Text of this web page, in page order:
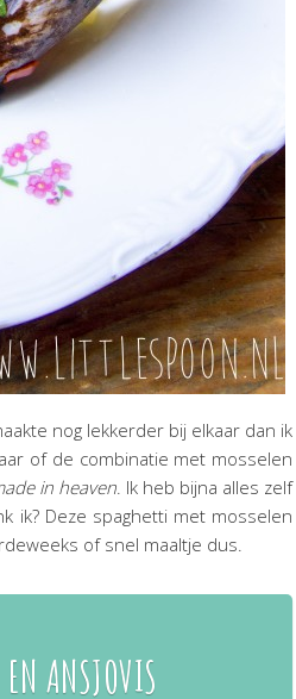
nog lekkerder bij elkaar dan ik
of de combinatie met mosselen
in heaven . Ik heb bijna alles zelf
ik? Deze spaghetti met mosselen
of snel maaltje dus.
ANSJOVIS